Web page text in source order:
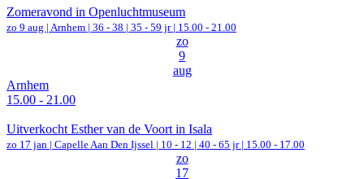
Zomeravond in Openluchtmuseum
zo 9 aug | Arnhem | 36 - 38 | 35 - 59 jr | 15.00 - 21.00
zo
9
aug
Arnhem
15.00 - 21.00
Uitverkocht Esther van de Voort in Isala
zo 17 jan | Capelle Aan Den Ijssel | 10 - 12 | 40 - 65 jr | 15.00 - 17.00
zo
17